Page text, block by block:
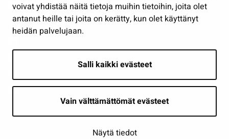
voivat yhdistää näitä tietoja muihin tietoihin, joita olet
antanut heille tai joita on kerätty, kun olet käyttänyt
heidän palvelujaan.
Salli kaikki evästeet
Vain välttämättömät evästeet
Näytä tiedot
Seuraa meitä